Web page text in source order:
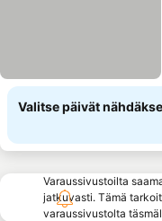
Valitse päivät
Varaussivustoilta
jatkuvasti. Tämä
varaussivustolta